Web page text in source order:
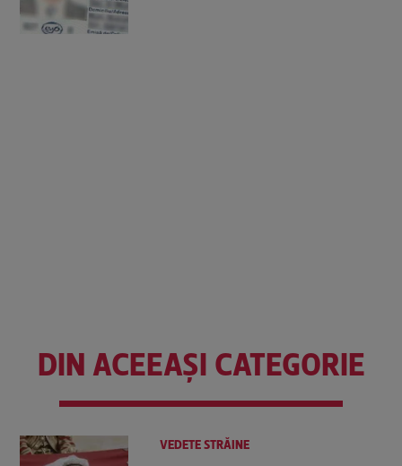
DIN ACEEAȘI CATEGORIE
VEDETE STRĂINE